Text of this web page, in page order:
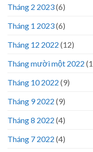
Tháng 2 2023(6)
Tháng 1 2023(6)
Tháng 12 2022 (12)
Tháng mười một 2022
Tháng 10 2022 (9)
Tháng 9 2022 (9)
Tháng 8 2022 (4)
Tháng 7 2022 (4)